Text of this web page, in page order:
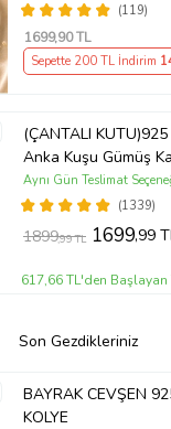
(119)
1699,90 TL
Sepette 200 TL İndirim
(ÇANTALI
Anka Kuşu Gümüş
MAVİ
(1339)
Aynı Gün Teslimat
1899,99 TL 1699,99
617,66 TL'den
Son Gezdikleriniz
BAYRAK CEVŞEN
KOLYE